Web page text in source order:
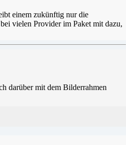
einem zukünftig nur die
vielen Provider im Paket mit dazu,
darüber mit dem Bilderrahmen